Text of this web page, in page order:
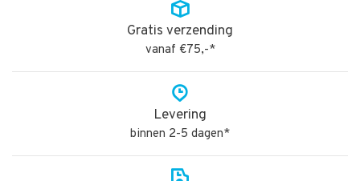
Gratis verzending
vanaf €75,-*
Levering
binnen 2-5 dagen*